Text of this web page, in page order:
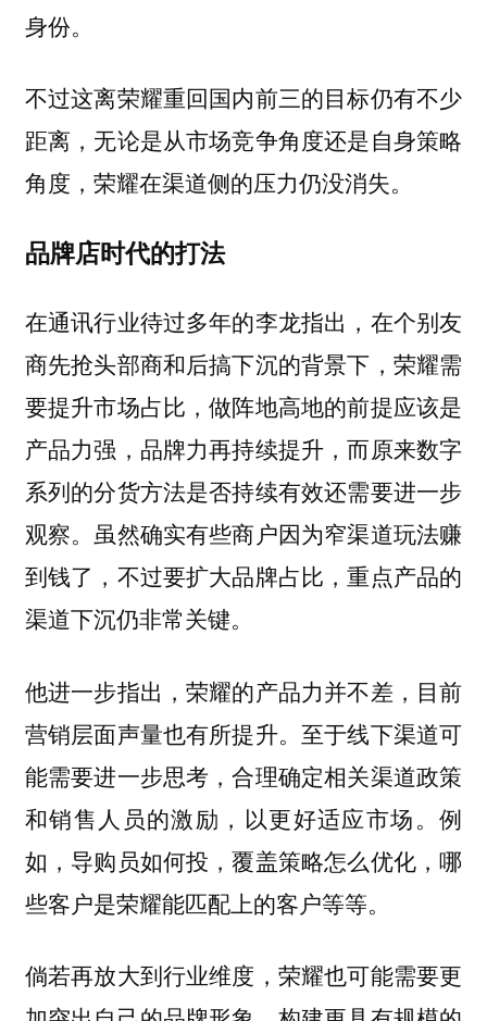
身份。
不过这离荣耀重回国内前三的目标仍有不少
距离，无论是从市场竞争角度还是自身策略
角度，荣耀在渠道侧的压力仍没消失。
品牌店时代的打法
在通讯行业待过多年的李龙指出，在个别友
商先抢头部商和后搞下沉的背景下，荣耀需
要提升市场占比，做阵地高地的前提应该是
产品力强，品牌力再持续提升，而原来数字
系列的分货方法是否持续有效还需要进一步
观察。虽然确实有些商户因为窄渠道玩法赚
到钱了，不过要扩大品牌占比，重点产品的
渠道下沉仍非常关键。
他进一步指出，荣耀的产品力并不差，目前
营销层面声量也有所提升。至于线下渠道可
能需要进一步思考，合理确定相关渠道政策
和销售人员的激励，以更好适应市场。例
如，导购员如何投，覆盖策略怎么优化，哪
些客户是荣耀能匹配上的客户等等。
倘若再放大到行业维度，荣耀也可能需要更